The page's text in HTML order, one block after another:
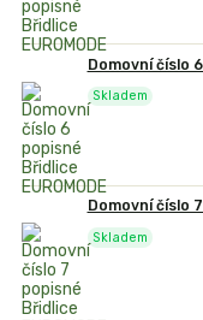
Domovní číslo
Skladem
Domovní číslo
Skladem